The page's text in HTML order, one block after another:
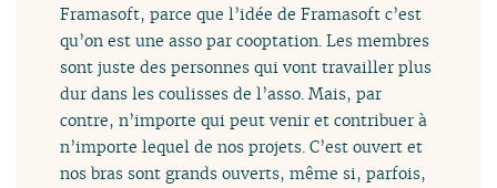
Framasoft, parce que l’idée de Framasoft c’est
qu’on est une asso par cooptation. Les membres
sont juste des personnes qui vont travailler plus
dur dans les coulisses de l’asso. Mais, par
contre, n’importe qui peut venir et contribuer à
n’importe lequel de nos projets. C’est ouvert et
nos bras sont grands ouverts, même si, parfois,